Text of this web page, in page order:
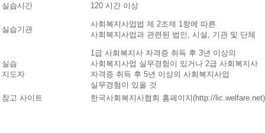
실습시간
120 시간 이상
실습기관
사회복지사업법 제 2조제 1항에 따른
사회복지사업과 관련된 법인, 시설, 기관 및 단체
실습
지도자
1급 사회복지사 자격증 취득 후 3년 이상의
사회복지사업 실무경험이 있거나 2급 사회복지사
자격증 취득 후 5년 이상의 사회복지사업
실무경험이 있을 것
참고 사이트
한국사회복지사협회 홈페이지(http://lic.welfare.net